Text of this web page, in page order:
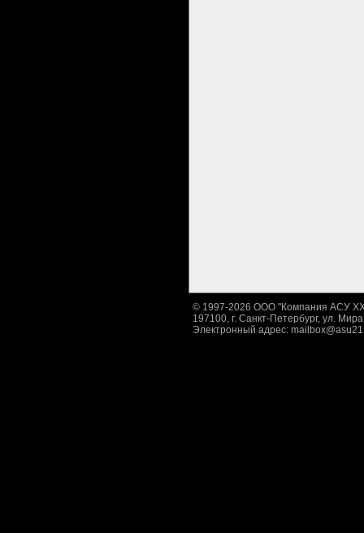
© 1997-2026 ООО "Компания АСУ
197100, г. Санкт-Петербург, ул.
Электронный адрес: